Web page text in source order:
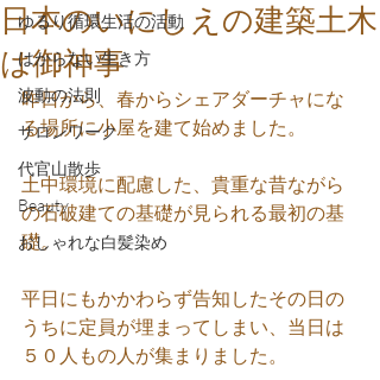
ゆるり循環生活の活動
はからない生き方
波動の法則
サロンワーク
代官山散歩
Beauty
おしゃれな白髪染め
日本のいにしえの建築土木
は御神事
昨日から、春からシェアダーチャにな
る場所に小屋を建て始めました。
土中環境に配慮した、貴重な昔ながら
の石破建ての基礎が見られる最初の基
礎。
平日にもかかわらず告知したその日の
うちに定員が埋まってしまい、当日は
５０人もの人が集まりました。